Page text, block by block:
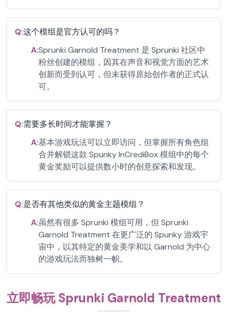
Q:这个模组是官方认可的吗？
A:Sprunki Garnold Treatment 是 Sprunki 社区中
粉丝创建的模组，因其在声音和视觉方面的艺术
创新而受到认可，但未获得原始创作者的正式认
可。
Q:需要多长时间才能掌握？
A:基本游戏玩法可以立即访问，但掌握所有角色组
合并解锁这款 Spunky InCrediBox 模组中的每个
黄金奖励可以提供数小时的创意探索和发现。
Q:是否有其他类似的黄金主题模组？
A:虽然有很多 Sprunki 模组可用，但 Sprunki
Garnold Treatment 在更广泛的 Spunky 游戏宇
宙中，以其特定的黄金美学和以 Garnold 为中心
的游戏玩法而独树一帜。
立即畅玩 Sprunki Garnold Treatment